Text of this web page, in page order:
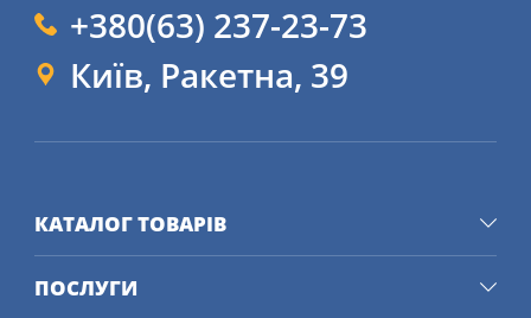
+380(63) 237-23-73
Київ, Ракетна, 39
КАТАЛОГ ТОВАРІВ
ПОСЛУГИ